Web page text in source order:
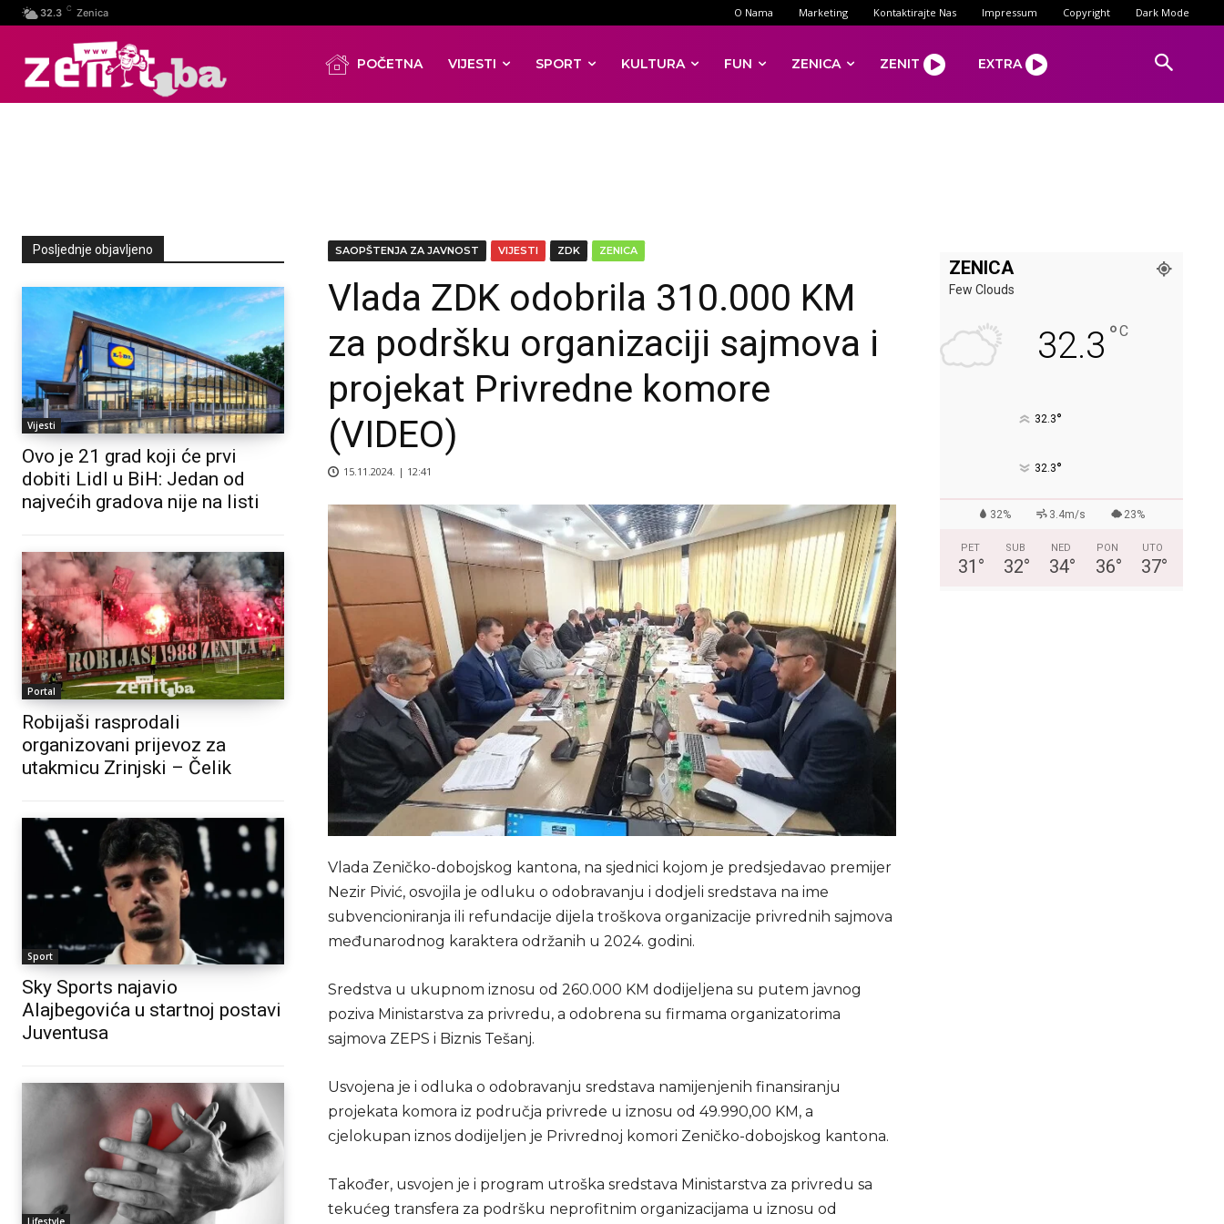
32.3 C Zenica O Nama Marketing Kontaktirajte Nas Impressum Copyright Dark Mode
POČETNA VIJESTI SPORT KULTURA FUN ZENICA ZENIT EXTRA
Posljednje objavljeno
Vijesti
Ovo je 21 grad koji će prvi
dobiti Lidl u BiH: Jedan od
najvećih gradova nije na listi
Portal
Robijaši rasprodali
organizovani prijevoz za
utakmicu Zrinjski – Čelik
Sport
Sky Sports najavio
Alajbegovića u startnoj postavi
Juventusa
Lifestyle
SAOPŠTENJA ZA JAVNOST VIJESTI ZDK ZENICA
Vlada ZDK odobrila 310.000 KM
za podršku organizaciji sajmova i
projekat Privredne komore
(VIDEO)
15.11.2024. | 12:41
Vlada Zeničko-dobojskog kantona, na sjednici kojom je predsjedavao premijer
Nezir Pivić, osvojila je odluku o odobravanju i dodjeli sredstava na ime
subvencioniranja ili refundacije dijela troškova organizacije privrednih sajmova
međunarodnog karaktera održanih u 2024. godini.
Sredstva u ukupnom iznosu od 260.000 KM dodijeljena su putem javnog
poziva Ministarstva za privredu, a odobrena su firmama organizatorima
sajmova ZEPS i Biznis Tešanj.
Usvojena je i odluka o odobravanju sredstava namijenjenih finansiranju
projekata komora iz područja privrede u iznosu od 49.990,00 KM, a
cjelokupan iznos dodijeljen je Privrednoj komori Zeničko-dobojskog kantona.
Također, usvojen je i program utroška sredstava Ministarstva za privredu sa
tekućeg transfera za podršku neprofitnim organizacijama u iznosu od
ZENICA
Few Clouds
32.3 °C
32.3°
32.3°
32% 3.4m/s 23%
PET
31 °
SUB
32°
NED
34°
PON
36°
UTO
37°